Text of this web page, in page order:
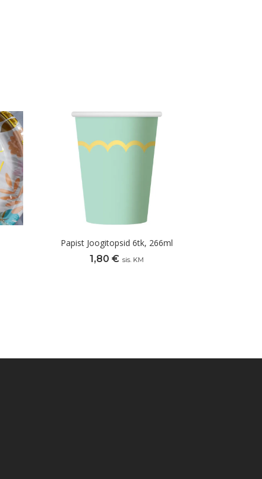
Papist Joogitopsid 6tk, 266ml
1,80 € sis. KM